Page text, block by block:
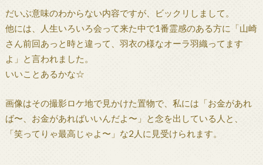
だいぶ意味のわからない内容ですが、ビックリしまして。
他には、人生いろいろ会って来た中で1番霊感のある方に「山崎
さん前回あっと時と違って、羽衣の様なオーラ羽織ってます
よ」と言われました。
いいことあるかな☆
画像はその撮影ロケ地で見かけた置物で、私には「お金があれ
ば〜、お金があればいいんだよ〜」と念を出している人と、
「笑ってりゃ最高じゃよ〜」な2人に見受けられます。